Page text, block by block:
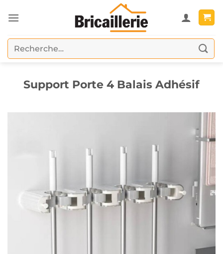
au
Recherche
pour :
Support Porte 4 Balais Adhésif